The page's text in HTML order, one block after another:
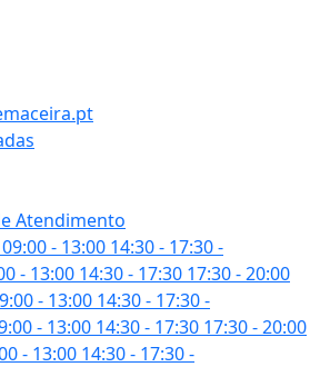
Atendimento
09:00 - 13:00 14:30 - 17:30-
- 13:00 14:30 - 17:30 17:30 - 20:00
- 13:00 14:30 - 17:30-
- 13:00 14:30 - 17:30 17:30 - 20:00
- 13:00 14:30 - 17:30-